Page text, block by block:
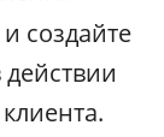
создайте
действии